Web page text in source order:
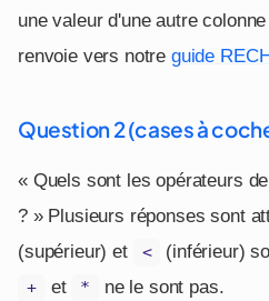
une valeur d'une autre
renvoie vers notre guide
Question 2 (cases à
« Quels sont les opérateurs
? » Plusieurs réponses sont
(supérieur) et < (inférieur)
+ et * ne le sont pas.